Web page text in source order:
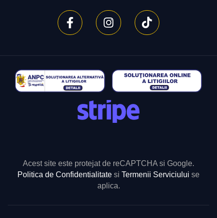
Acest site este protejat de reCAPTCHA si Google.
Politica de Confidentialitate si Termenii Serviciului se
aplica.